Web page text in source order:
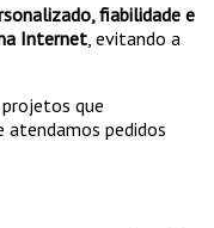
fiabilidade e
Internet , evitando a
que
pedidos